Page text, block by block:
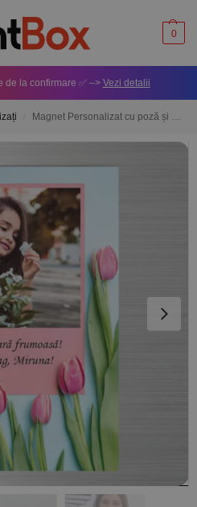
0
de la confirmare ✅ –> Vezi detalii
Magnet Personalizat cu poză și mesaj – Primăvară 10x15cm